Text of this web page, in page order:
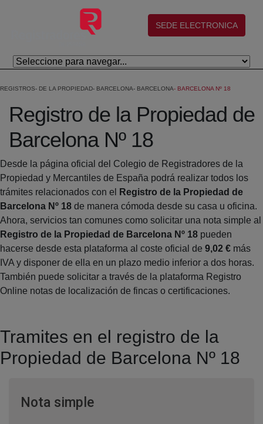
Salta al contingut principal
(abre en nueva ventana)
SEDE ELECTRONICA
REGISTROS DE LA PROPIEDAD BARCELONA BARCELONA BARCELONA Nº 18
Registro de la Propiedad de
Barcelona Nº 18
Desde la página oficial del Colegio de Registradores de la
Propiedad y Mercantiles de España podrá realizar todos los
trámites relacionados con el
Registro de la Propiedad de
Barcelona Nº 18 de manera cómoda desde su casa u oficina.
Ahora, servicios tan comunes como solicitar una nota simple al
Registro de la Propiedad de Barcelona Nº 18 pueden
hacerse desde esta plataforma al coste oficial de 9,02 € más
IVA y disponer de ella en un plazo medio inferior a dos horas.
También puede solicitar a través de la plataforma Registro
Online notas de localización de fincas o certificaciones.
Tramites en el registro de la
Propiedad de Barcelona Nº 18
Nota simpleVentana nueva